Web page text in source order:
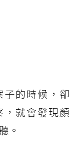
的時候，卻
就會發現顏
。